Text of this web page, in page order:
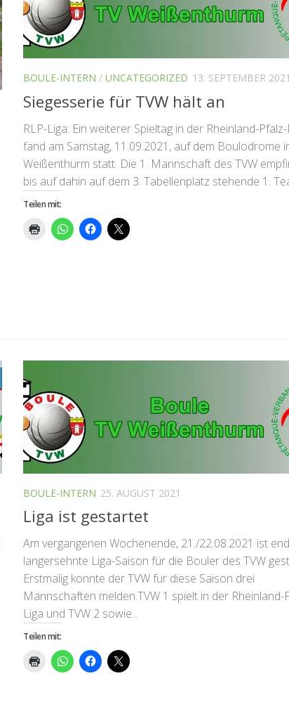
BOULE-INTERN / UNCATEGORIZED 13. SEPTEMBER
Siegesserie für TVW hält an
RLP-Liga: Ein weiterer Spieltag in der Rheinland-
fand am Samstag, 11.09.2021, auf dem Boulodrome
Weißenthurm statt. Die 1. Mannschaft des TVW
bis auf dahin auf dem 3. Tabellenplatz stehende 1.
Teilen mit:
BOULE-INTERN 25. AUGUST 2021
Liga ist gestartet
Am vergangenen Wochenende, 21./22.08.2021 ist
langersehnte Liga-Saison für die Bouler des TVW
Erstmalig konnte der TVW für diese Saison drei
Mannschaften melden.TVW 1 spielt in der Rheinland-
Liga und TVW 2 sowie...
Teilen mit: